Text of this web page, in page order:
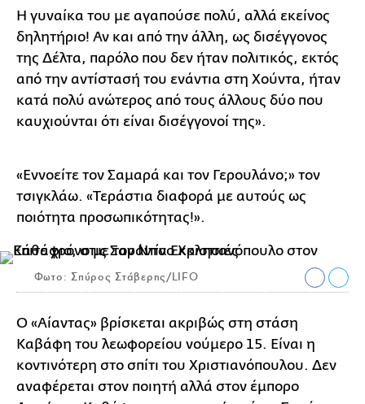
Η γυναίκα του με αγαπούσε πολύ, αλλά εκείνος
δηλητήριο! Αν και από την άλλη, ως δισέγγονος
της Δέλτα, παρόλο που δεν ήταν πολιτικός, εκτός
από την αντίστασή του ενάντια στη Χούντα, ήταν
κατά πολύ ανώτερος από τους άλλους δύο που
καυχιούνται ότι είναι δισέγγονοί της».
«Εννοείτε τον Σαμαρά και τον Γερουλάνο;» τον
τσιγκλάω. «Τεράστια διαφορά με αυτούς ως
ποιότητα προσωπικότητας!».
Φωτο: Σπύρος Στάβερης/LIFO
Ο «Αίαντας» βρίσκεται ακριβώς στη στάση
Καβάφη του λεωφορείου νούμερο 15. Είναι η
κοντινότερη στο σπίτι του Χριστιανόπουλου. Δεν
αναφέρεται στον ποιητή αλλά στον έμπορο